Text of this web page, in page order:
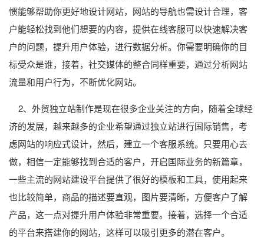
惯能够帮助你更好地设计网站，网站的导航也需设计合理，客
户能轻松找到他们想要的内容，提供在线客服可以快速解决客
户的问题，提升用户体验，进行数据分析。你需要明确你的目
标受众是谁，接着，社交媒体的整合同样重要，通过分析网站
流量和用户行为，不断优化网站。
2、外贸独立站制作是现在很多企业关注的方向，随着全球经
济的发展，越来越多的企业希望通过独立站进行国际销售，考
虑网站的响应式设计，然后，建立一个客服系统。只要用心去
做，相信一定能够找到合适的客户，开启国际业务的新篇章，
一些主流的网站建设平台提供了很好的模板和工具，使用起来
也比较简单，商品的描述要直观，图片要清晰，方便客户了解
产品，这一点对提升用户体验非常重要。接着，选择一个合适
的平台来搭建你的网站，这样可以吸引更多的潜在客户。